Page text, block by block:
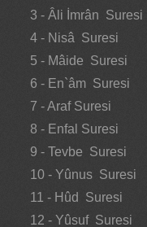
3 - Âli İmrân Suresi
4 - Nisâ Suresi
5 - Mâide Suresi
6 - En`âm Suresi
7 - Araf Suresi
8 - Enfal Suresi
9 - Tevbe Suresi
10 - Yûnus Suresi
11 - Hûd Suresi
12 - Yûsuf Suresi